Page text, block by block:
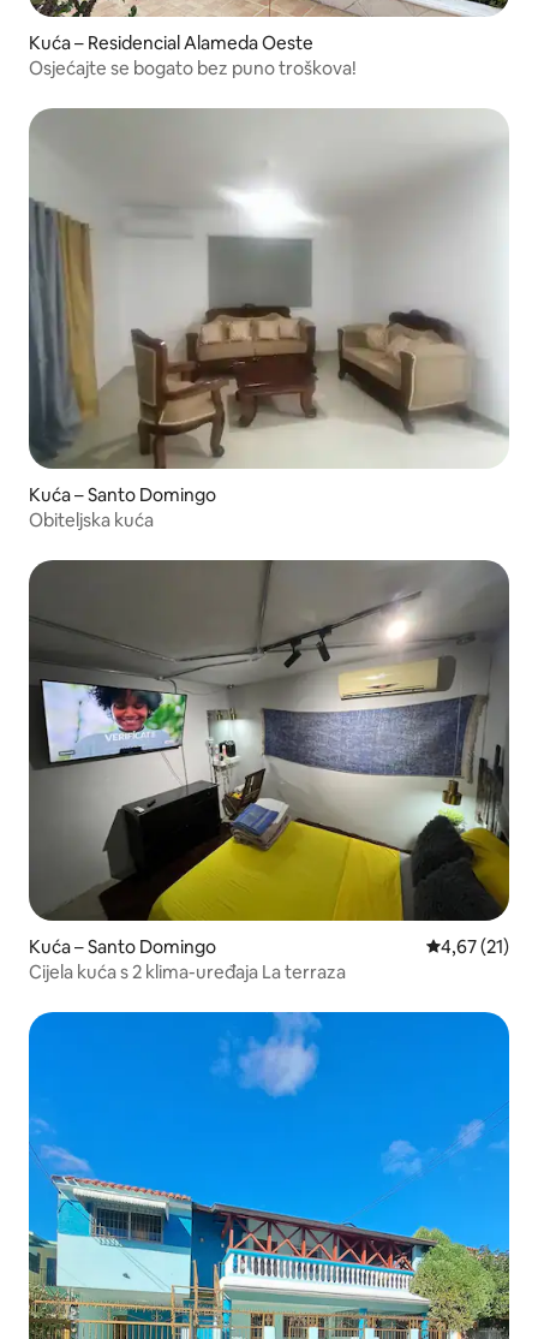
Kuća – Residencial Alameda Oeste
Osjećajte se bogato bez puno troškova!
Kuća – Santo Domingo
Obiteljska kuća
Kuća – Santo Domingo Prosječna
4,67 (21)
Cijela kuća s 2 klima-uređaja La terraza